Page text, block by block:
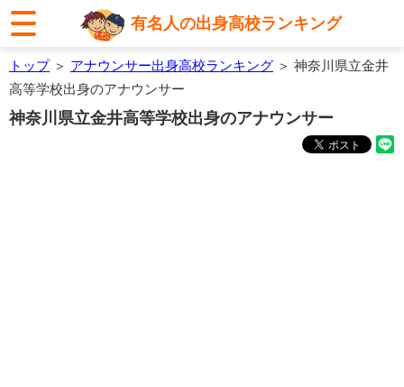
有名人の出身高校ランキング
トップ＞ アナウンサー出身高校ランキング ＞ 神奈川県立金井
高等学校出身のアナウンサー
神奈川県立金井高等学校出身のアナウンサー